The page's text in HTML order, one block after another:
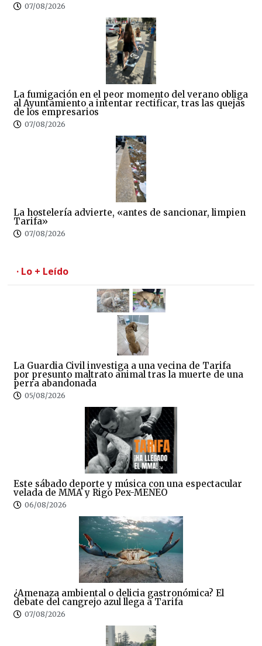
07/08/2026
La fumigación en el peor momento del verano obliga
al Ayuntamiento a intentar rectificar, tras las quejas
de los empresarios
07/08/2026
La hostelería advierte, «antes de sancionar, limpien
Tarifa»
07/08/2026
· Lo + Leído
La Guardia Civil investiga a una vecina de Tarifa
por presunto maltrato animal tras la muerte de una
perra abandonada
05/08/2026
Este sábado deporte y música con una espectacular
velada de MMA y Rigo Pex-MENEO
06/08/2026
¿Amenaza ambiental o delicia gastronómica? El
debate del cangrejo azul llega a Tarifa
07/08/2026